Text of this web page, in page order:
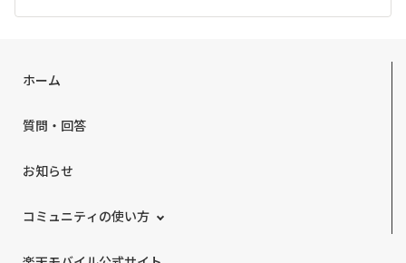
ホーム
質問・回答
お知らせ
コミュニティの使い方